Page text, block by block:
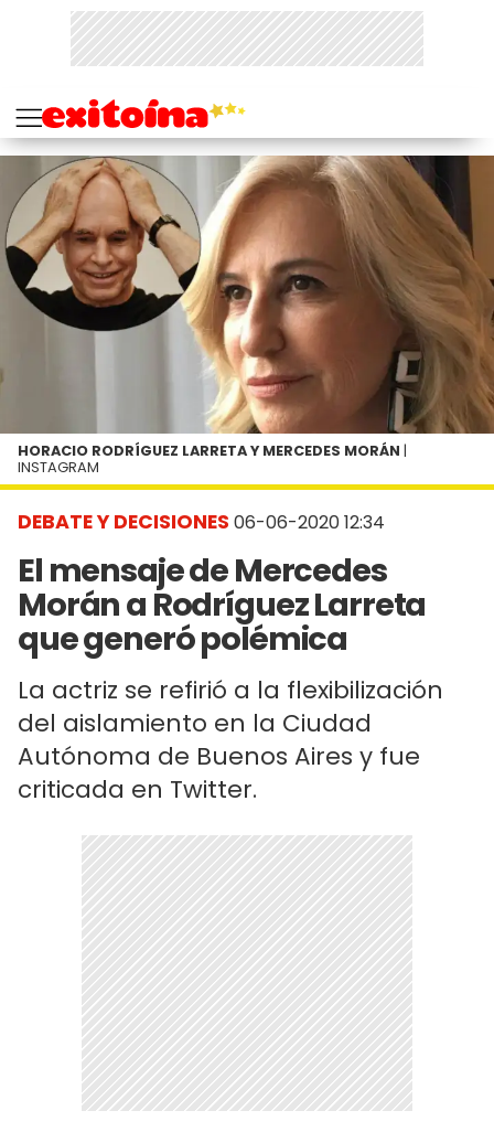
DEBATE Y DECISIONES 06-06-2020 12:34
El mensaje de Mercedes
Morán a Rodríguez Larreta
que generó polémica
La actriz se refirió a la flexibilización
del aislamiento en la Ciudad
Autónoma de Buenos Aires y fue
criticada en Twitter.
HORACIO RODRÍGUEZ LARRETA Y MERCEDES MORÁN |
INSTAGRAM